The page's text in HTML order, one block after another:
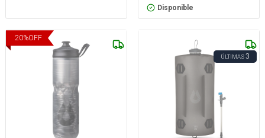
Disponible
20%OFF
ÚLTIMAS3